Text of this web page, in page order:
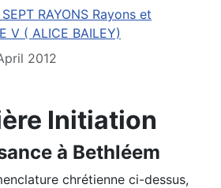
SEPT RAYONS Rayons et
V ( ALICE BAILEY)
2012
Initiation
à Bethléem
chrétienne ci-dessus,